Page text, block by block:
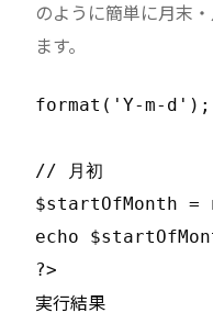
のように簡単に月末
ます。
format('Y-m-d');
// 月初
$startOfMonth
echo
実行結果